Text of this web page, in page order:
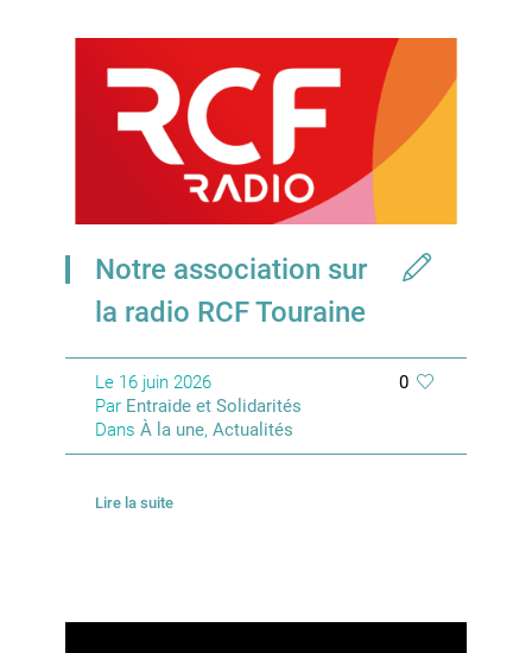
Notre association sur
la radio RCF Touraine
0
Le 16 juin 2026
Par Entraide et Solidarités
Dans À la une, Actualités
Lire la suite